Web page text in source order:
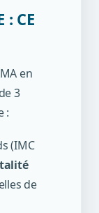
: CE
en
3
:
(IMC
de